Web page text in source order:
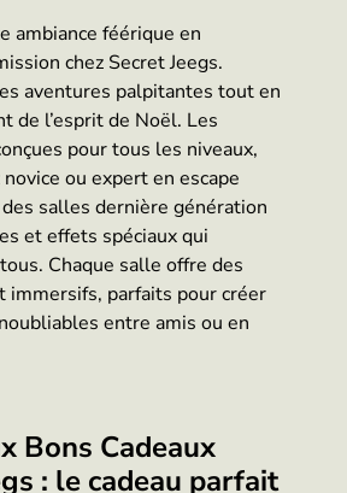
ambiance féérique en
chez Secret Jeegs.
aventures palpitantes tout en
de l’esprit de Noël. Les
pour tous les niveaux,
ou expert en escape
salles dernière génération
et effets spéciaux qui
Chaque salle offre des
immersifs, parfaits pour créer
entre amis ou en
Bons Cadeaux
: le cadeau parfait